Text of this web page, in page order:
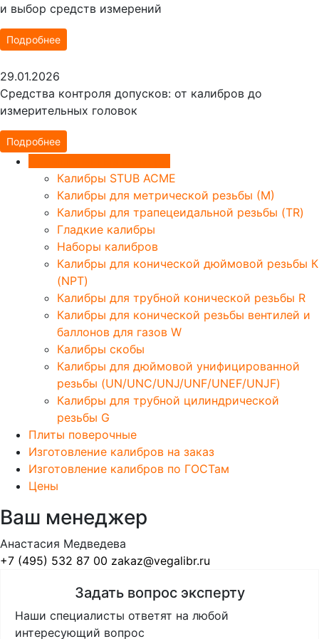
и выбор средств измерений
Подробнее
29.01.2026
Средства контроля допусков: от калибров до
измерительных головок
Подробнее
Калибры STUB ACME
Калибры для метрической резьбы (М)
Калибры для трапецеидальной резьбы (TR)
Гладкие калибры
Наборы калибров
Калибры для конической дюймовой резьбы К
(NPT)
Калибры для трубной конической резьбы R
Калибры для конической резьбы вентилей и
баллонов для газов W
Калибры скобы
Калибры для дюймовой унифицированной
резьбы (UN/UNC/UNJ/UNF/UNEF/UNJF)
Калибры для трубной цилиндрической
резьбы G
Плиты поверочные
Изготовление калибров на заказ
Изготовление калибров по ГОСТам
Цены
Ваш менеджер
Анастасия Медведева
+7 (495) 532 87 00 zakaz@vegalibr.ru
Задать вопрос эксперту
Наши специалисты ответят на любой
интересующий вопрос